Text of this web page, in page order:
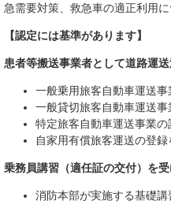
急需要対策、救急車の適正利用
【認定には基準があります】
患者等搬送事業者として道路運
一般乗用旅客自動車運送
一般貸切旅客自動車運送
特定旅客自動車運送事業
自家用有償旅客運送の登
乗務員講習（適任証の交付）を
消防本部が実施する基礎